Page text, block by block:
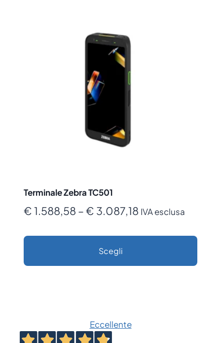
Terminale Zebra TC501
€ 1.588,58 –€ 3.087,18 Fascia
IVA esclusa
Scegli
Le
Eccellente